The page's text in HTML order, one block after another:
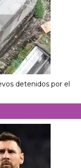
detenidos por el